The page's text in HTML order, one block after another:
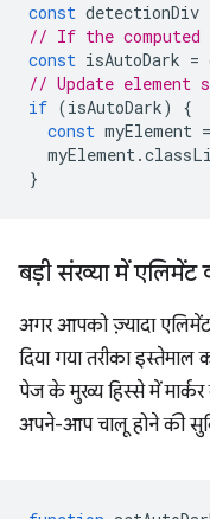
const detectionDiv
// If the computed
const isAutoDark =
// Update element
if (isAutoDark)
{
const myElement =
myElement.
}
बड़ी संख्या में एलिमेंट
अगर आपको ज़्यादा
दिया गया तरीका
पेज के मुख्य हिस्से में
अपने-आप चालू होने की